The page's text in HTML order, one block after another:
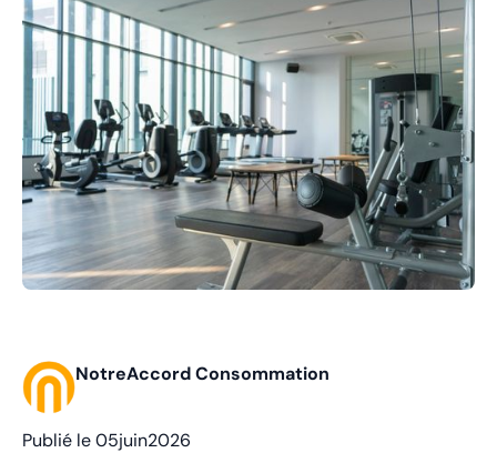
NotreAccord Consommation
Publié le05juin2026